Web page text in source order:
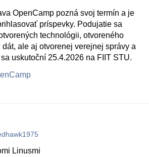
OpenCamp pozná svoj termín a je
príspevky. Podujatie sa
technológii, otvoreného
ale aj otvorenej verejnej správy a
uskutoční 25.4.2026 na FIIT STU.
Linusmi